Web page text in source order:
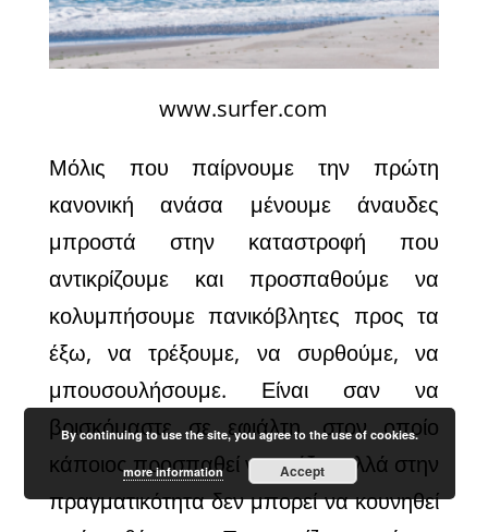
www.surfer.com
Μόλις που παίρνουμε την πρώτη
κανονική ανάσα μένουμε άναυδες
μπροστά στην καταστροφή που
αντικρίζουμε και προσπαθούμε να
κολυμπήσουμε πανικόβλητες προς τα
έξω, να τρέξουμε, να συρθούμε, να
μπουσουλήσουμε. Είναι σαν να
βρισκόμαστε σε εφιάλτη, στον οποίο
κάποιος προσπαθεί να τρέξει, αλλά στην
πραγματικότητα δεν μπορεί να κουνηθεί
By continuing to use the site, you agree to the use of cookies.
more information Accept